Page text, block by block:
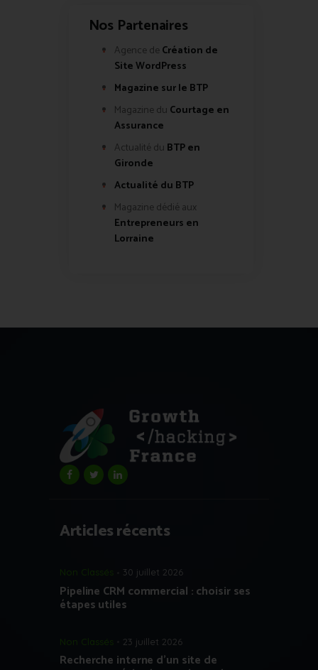
Nos Partenaires
Agence de Création de
Site WordPress
Magazine sur le BTP
Magazine du Courtage en
Assurance
Actualité du BTP en
Gironde
Actualité du BTP
Magazine dédié aux
Entrepreneurs en
Lorraine
Articles récents
Non Classés 30 juillet 2026
Pipeline CRM commercial : choisir ses
étapes utiles
Non Classés 23 juillet 2026
Recherche interne d’un site de